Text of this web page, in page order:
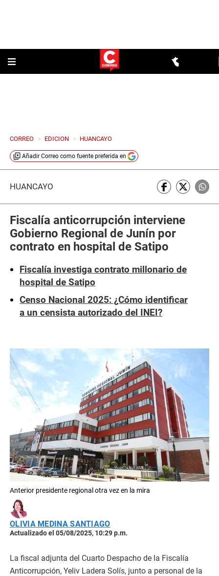
CORREO > EDICION > HUANCAYO
Añadir Correo como fuente preferida en
HUANCAYO
Fiscalía anticorrupción interviene
Gobierno Regional de Junín por
contrato en hospital de Satipo
Fiscalía investiga contrato millonario de
hospital de Satipo
Censo Nacional 2025: ¿Cómo identificar
a un censista autorizado del INEI?
Anterior presidente regional otra vez en la mira
OLIVIA MEDINA SANTIAGO
Actualizado el 05/08/2025, 10:29 p.m.
La fiscal adjunta del Cuarto Despacho de la Fiscalía
Anticorrupción, Yeliv Ladera Solís, junto a personal de la